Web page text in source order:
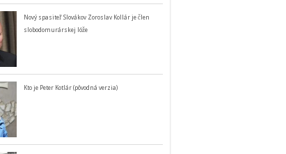
Nový spasiteľ Slovákov Zoroslav Kollár je člen
slobodomurárskej lóže
Kto je Peter Kotlár (pôvodná verzia)